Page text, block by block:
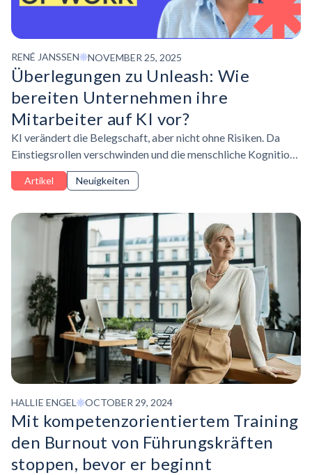
RENÉ JANSSEN NOVEMBER 25, 2025
Überlegungen zu Unleash: Wie
bereiten Unternehmen ihre
Mitarbeiter auf KI vor?
KI verändert die Belegschaft, aber nicht ohne Risiken. Da
Einstiegsrollen verschwinden und die menschliche Kognition
aufgrund der übermäßigen Abhängigkeit von KI abnimmt,
müssen Führungskräfte die Balance zwischen der
Fähigkeiten finden.
Artikel Neuigkeiten
HALLIE ENGEL OCTOBER 29, 2024
Mit kompetenzorientiertem Training
den Burnout von Führungskräften
stoppen, bevor er beginnt